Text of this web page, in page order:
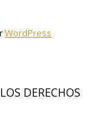
WordPress
DERECHOS